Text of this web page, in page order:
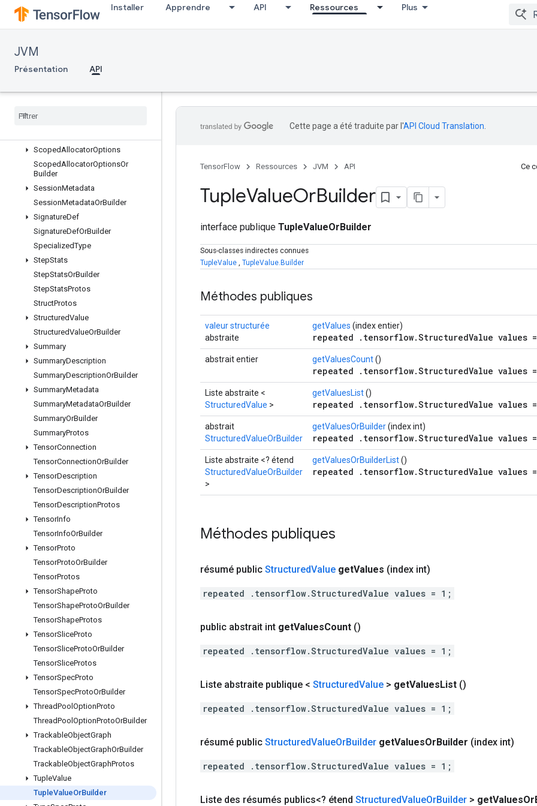
Installer Apprendre API Ressources Plus
JVM
Présentation API
SavedObjectGraphOrBuilder
SavedObjectOrBuilder
SavedResourceOrBuilder
SavedUserObject
Saved
ScopedAllocatorOptions
ScopedAllocatorOptionsOr
Builder
SessionMetadata
SessionMetadataOrBuilder
SignatureDef
SignatureDefOrBuilder
SpecializedType
StepStats
StepStatsOrBuilder
StepStatsProtos
StructProtos
StructuredValue
StructuredValueOrBuilder
Summary
SummaryDescription
SummaryDescriptionOrBuilder
SummaryMetadata
SummaryMetadataOrBuilder
SummaryOrBuilder
SummaryProtos
TensorConnection
TensorConnectionOrBuilder
TensorDescription
TensorDescriptionOrBuilder
TensorDescriptionProtos
TensorInfo
TensorInfoOrBuilder
TensorProto
TensorProtoOrBuilder
TensorProtos
TensorShapeProto
TensorShapeProtoOrBuilder
TensorShapeProtos
TensorSliceProto
TensorSliceProtoOrBuilder
TensorSliceProtos
TensorSpecProto
TensorSpecProtoOrBuilder
ThreadPool OptionProto
ThreadPool OptionProtoOrBuilder
TrackableObjectGraph
TrackableObjectGraphOrBuilder
TrackableObjectGraphProtos
TupleValue
TupleValueOrBuilder
Cette page a été traduite par l'API Cloud Translation
TensorFlow Ressources JVM API Ce
TupleValueOrBuilder
interface publique TupleValueOrBuilder
Sous-classes indirectes connues
TupleValue , TupleValue.Builder
Méthodes publiques
valeur structurée
abstraite
getValues ​​(index entier)
repeated .tensorflow.StructuredValue values
abstrait entier getValuesCount()
repeated .tensorflow.StructuredValue values
Liste abstraite <
StructuredValue >
getValuesList()
repeated .tensorflow.StructuredValue values
abstrait
StructuredValueOrBuilder
getValuesOrBuilder(index int)
repeated .tensorflow.StructuredValue values
Liste abstraite <? étend
StructuredValueOrBuilder
>
getValuesOrBuilderList()
repeated .tensorflow.StructuredValue values
Méthodes publiques
résumé public StructuredValue getValues ​​(index int)
repeated .tensorflow.StructuredValue values = 1;
public abstrait int getValuesCount ()
repeated .tensorflow.StructuredValue values = 1;
Liste abstraite publique < StructuredValue > getValuesList ()
repeated .tensorflow.StructuredValue values = 1;
résumé public StructuredValueOrBuilder getValuesOrBuilder (index int)
repeated .tensorflow.StructuredValue values = 1;
Liste des résumés publics<? étend StructuredValueOrBuilder > getValuesOr